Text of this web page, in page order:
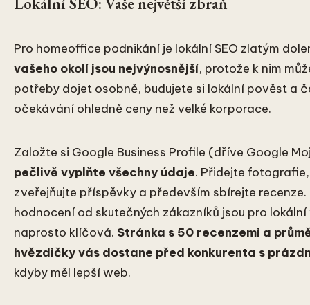
Pro homeoffice podnikání je lokální SEO zlatým
vašeho okolí jsou nejvýnosnější, protože k nim
potřeby dojet osobně, budujete si lokální pověst a
očekávání ohledně ceny než velké korporace.
Založte si Google Business Profile (dříve Google
pečlivě vyplňte všechny údaje. Přidejte
zveřejňujte příspěvky a především sbírejte
hodnocení od skutečných zákazníků jsou pro
naprosto klíčová. Stránka s 50 recenzemi a
hvězdičky vás dostane před konkurenta s
kdyby měl lepší web.